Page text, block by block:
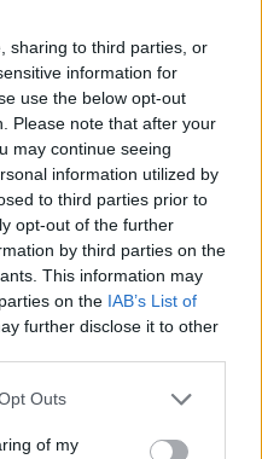
sharing to third parties, or
information for
use the below opt-out
Please note that after your
may continue seeing
information utilized by
to third parties prior to
opt-out of the further
by third parties on the
This information may
on the IAB’s List of
further disclose it to other
uses one or more Google
You may click to
Outs
of myδίνει τη μάχη